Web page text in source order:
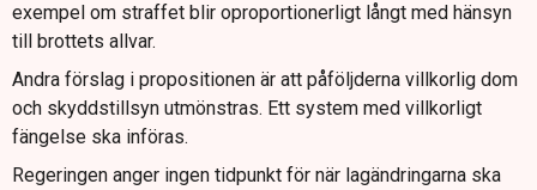
exempel om straffet blir oproportionerligt långt med hänsyn
till brottets allvar.
Andra förslag i propositionen är att påföljderna villkorlig dom
och skyddstillsyn utmönstras. Ett system med villkorligt
fängelse ska införas.
Regeringen anger ingen tidpunkt för när lagändringarna ska